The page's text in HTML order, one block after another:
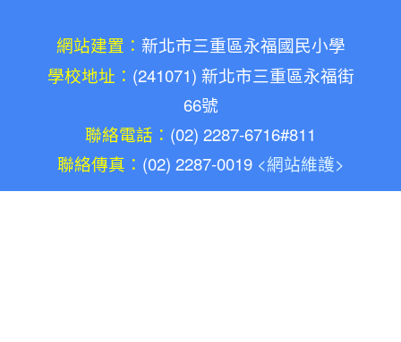
2026-05-03 宣導
康軒文教專訪:共感永續的溫
度，永福國小與孩子一同雕琢未來的模樣(陳勝南
2026-04-14 學習
老標示柱的第二春：讓廢料
升格變身雨天便利巧物
2026-03-16
網站建置： 新北市三重區永福國民小學
學校地址： (241071) 新北市三重區永福街
66號
聯絡電話： (02) 2287-6716#811
聯絡傳真： (02) 2287-0019 <網站維護>